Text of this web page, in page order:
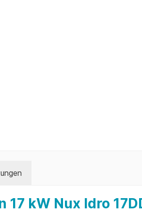
kW Nux Idro